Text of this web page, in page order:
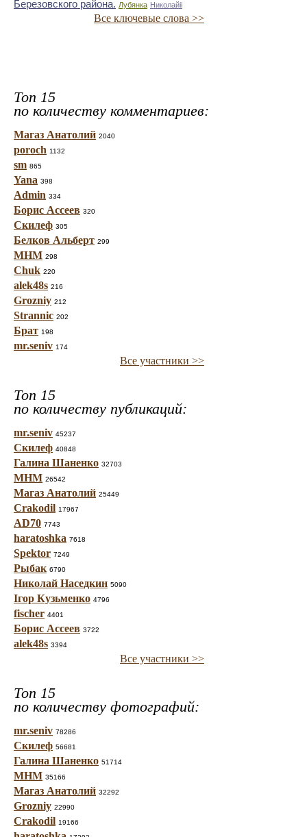
Березовского района. Лубянка Николайii
Все ключевые слова >>
Топ 15
по количеству комментариев:
Магаз Анатолий 2040
poroch 1132
sm 865
Yana 398
Admin 334
Борис Ассеев 320
Скилеф 305
Белков Альберт 299
МНМ 298
Chuk 220
alek48s 216
Grozniy 212
Strannic 202
Брат 198
mr.seniv 174
Все участники >>
Топ 15
по количеству публикаций:
mr.seniv 45237
Скилеф 40848
Галина Шаненко 32703
МНМ 26542
Магаз Анатолий 25449
Crakodil 17967
AD70 7743
haratoshka 7618
Spektor 7249
Рыбак 6790
Николай Наседкин 5090
Ігор Кузьменко 4796
fischer 4401
Борис Ассеев 3722
alek48s 3394
Все участники >>
Топ 15
по количеству фотографий:
mr.seniv 78286
Скилеф 56681
Галина Шаненко 51714
МНМ 35166
Магаз Анатолий 32292
Grozniy 22990
Crakodil 19166